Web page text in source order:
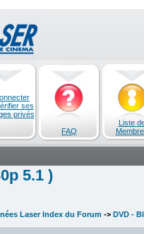
ses
privés
FAQ
Liste
5.1 )
Laser Index du Forum -> DVD -